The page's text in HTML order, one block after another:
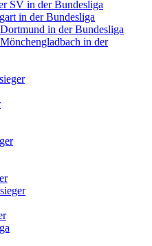
SV in der Bundesliga
in der Bundesliga
in der Bundesliga
in der